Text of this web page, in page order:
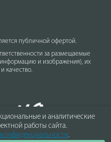
и аналитические
работы сайта.
.
публичной офертой.
за размещаемые
информацию и изображения), их
качество.